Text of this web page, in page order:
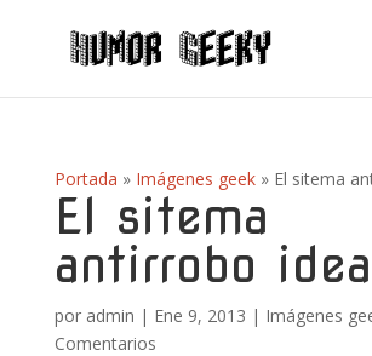
Portada » Imágenes geek» El sitema
El sitema
antirrobo
por admin | Ene 9, 2013 | Imágenes
Comentarios